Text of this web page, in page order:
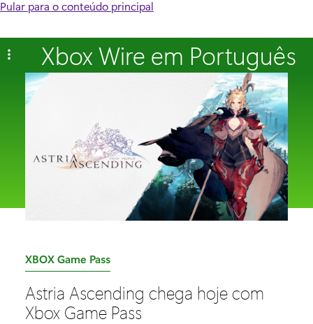
Pular para o conteúdo principal
Xbox Wire em Português
C
t
e
XBOX Game Pass
Astria Ascending chega hoje com
Xbox Game Pass